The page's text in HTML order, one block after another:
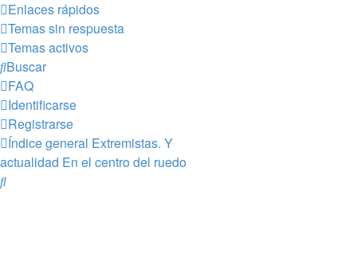
Enlaces rápidos
Temas sin respuesta
Temas activos
Buscar
FAQ
Identificarse
Registrarse
Índice general Extremistas. Y
actualidad En el centro del ruedo
Buscar